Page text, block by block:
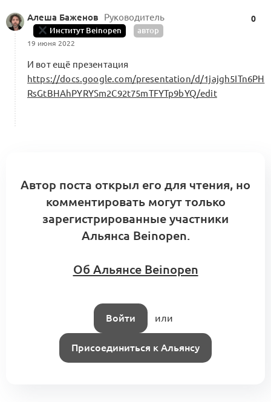
Алеша Баженов Руководитель
Институт Beinopen автор
19 июня 2022
0
И вот ещё презентация
https://docs.google.com/presentation/d/1jajgh5ITn6PH
RsGtBHAhPYRYSm2C92t75mTFYTp9bYQ/edit
Автор поста открыл его для чтения, но
комментировать могут только
зарегистрированные участники
Альянса Beinopen.
Об Альянсе Beinopen
Войти или
Присоединиться к Альянсу